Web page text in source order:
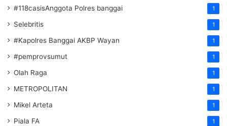
#118casisAnggota Polres banggai 1
Selebritis 1
#Kapolres Banggai AKBP Wayan 1
#pemprovsumut 1
Olah Raga 1
METROPOLITAN 1
Mikel Arteta 1
Piala FA 1